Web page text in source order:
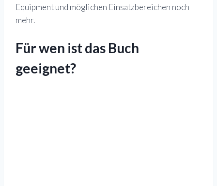
Equipment und möglichen Einsatzbereichen noch
mehr.
Für wen ist das Buch
geeignet?